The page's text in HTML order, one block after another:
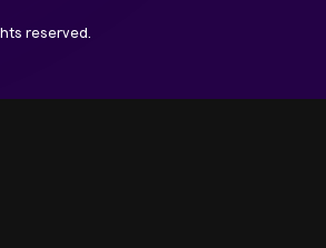
reserved.